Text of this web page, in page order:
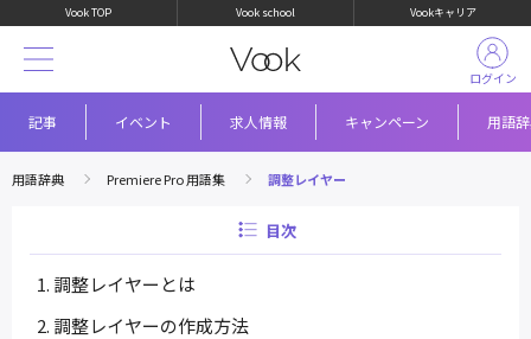
Vook TOP Vook school Vookキャリア
記事 イベント 求人情報 キャンペーン 用語
ログイン
用語辞典 Premiere Pro 用語集 調整レイヤー
目次
調整レイヤーとは
調整レイヤーの作成方法